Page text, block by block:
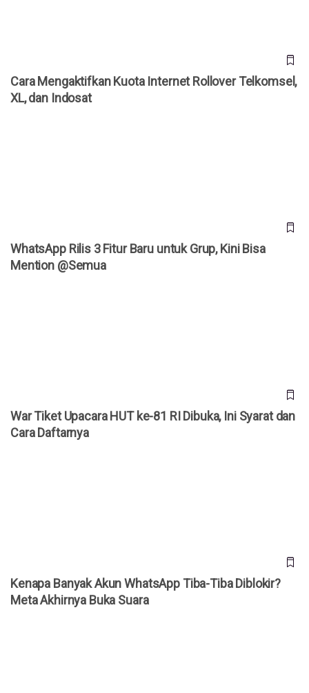
Cara Mengaktifkan Kuota Internet Rollover Telkomsel,
XL, dan Indosat
WhatsApp Rilis 3 Fitur Baru untuk Grup, Kini Bisa
Mention @Semua
War Tiket Upacara HUT ke-81 RI Dibuka, Ini Syarat dan
Cara Daftarnya
Kenapa Banyak Akun WhatsApp Tiba-Tiba Diblokir?
Meta Akhirnya Buka Suara